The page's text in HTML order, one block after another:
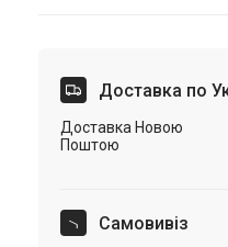
Доставка по
Доставка Новою
Поштою
Самовивіз